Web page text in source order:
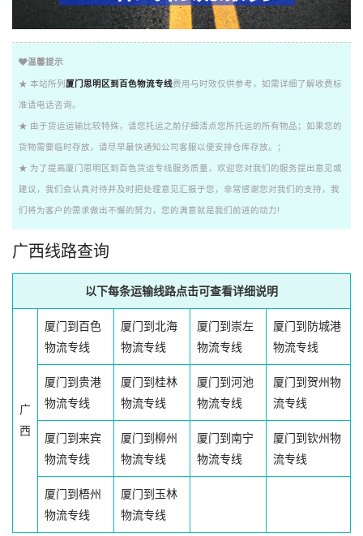
温馨提示
★ 本站所列 厦门思明区到百色物流专线费用与时效仅供参考，如需详细了解收费标
准请电话咨询。
★ 由于货运运输比较特殊，请您托运之前仔细清点您所托运的所有物品；如果您的
货物需要临时存放，请尽早最快通知公司客服以便安排仓库存放。；
★ 为了提高厦门思明区到百色货运专线服务质量，欢迎您对我们的服务提出意见或
建议，我们会认真对待并及时把处理意见汇报于您，非常感谢您对我们的支持，我
们将为客户的需求做出不懈的努力，您的满意就是我们前进的动力!
广西线路查询
以下每条运输线路点击可查看详细说明
广
西
厦门到百色
物流专线
厦门到北海
物流专线
厦门到崇左
物流专线
厦门到防城港
物流专线
厦门到贵港
物流专线
厦门到桂林
物流专线
厦门到河池
物流专线
厦门到贺州物
流专线
厦门到来宾
物流专线
厦门到柳州
物流专线
厦门到南宁
物流专线
厦门到钦州物
流专线
厦门到梧州
物流专线
厦门到玉林
物流专线